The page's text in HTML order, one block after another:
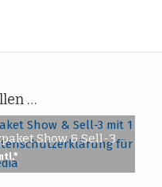
…
Show & Sell-3